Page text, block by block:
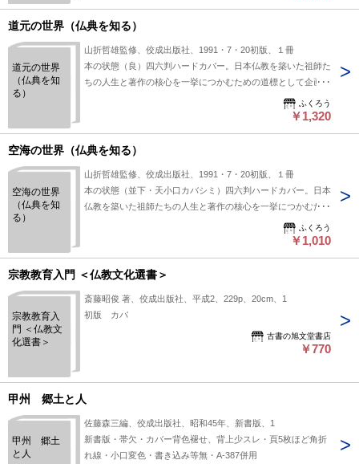
道元の世界（仏典を知る）
道元の世界
（仏典を知
る）
山折哲雄監修、佼成出版社、1991・7・20初版、１冊
本の状態（良）四六判ハードカバー。日本仏教を築いた祖師た
ちの人生と著作の核心を一挙につかむための道標として企画さ
ふくろう
￥1,320
空海の世界（仏典を知る）
空海の世界
（仏典を知
る）
山折哲雄監修、佼成出版社、1991・7・20初版、１冊
本の状態（並下・天小口カバシミ）四六判ハードカバー。日本
仏教を築いた祖師たちの人生と著作の核心を一挙につかむため
ふくろう
￥1,010
宗教教育入門 ＜仏教文化選書＞
宗教教育入
門 ＜仏教文
化選書＞
斎藤昭俊 著、佼成出版社、平成2、229p、20cm、1
初版 カバ
古書の旭文堂書店
￥770
甲州 郷土と人
甲州 郷土
と人
佐藤森三編、佼成出版社、昭和45年、新書版、1
新書版・帯欠・カバー背色褪せ、背上少スレ・頁5枚ほど角折
れ線・小口変色・書き込み等無・A-387併用